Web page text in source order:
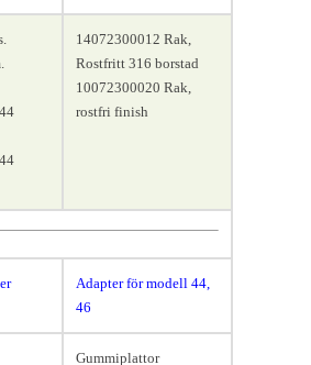
14072300012 Rak,
Rostfritt 316 borstad
10072300020 Rak,
rostfri finish
Adapter för modell 44,
46
Gummiplattor